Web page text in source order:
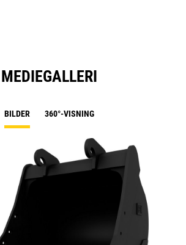
MEDIEGALLERI
BILDER 360°-VISNING